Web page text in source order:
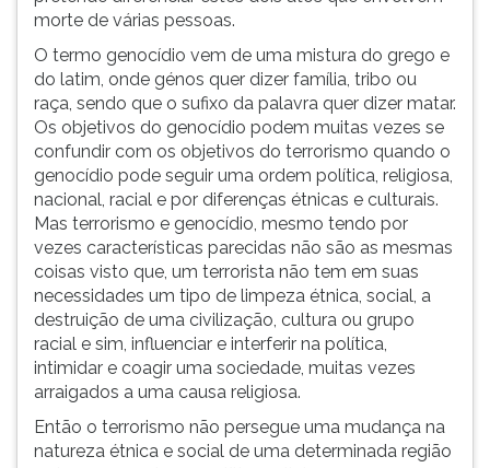
morte de várias pessoas.
O termo genocídio vem de uma mistura do grego e
do latim, onde génos quer dizer família, tribo ou
raça, sendo que o sufixo da palavra quer dizer matar.
Os objetivos do genocídio podem muitas vezes se
confundir com os objetivos do terrorismo quando o
genocídio pode seguir uma ordem política, religiosa,
nacional, racial e por diferenças étnicas e culturais.
Mas terrorismo e genocídio, mesmo tendo por
vezes características parecidas não são as mesmas
coisas visto que, um terrorista não tem em suas
necessidades um tipo de limpeza étnica, social, a
destruição de uma civilização, cultura ou grupo
racial e sim, influenciar e interferir na política,
intimidar e coagir uma sociedade, muitas vezes
arraigados a uma causa religiosa.
Então o terrorismo não persegue uma mudança na
natureza étnica e social de uma determinada região